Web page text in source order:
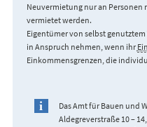
Neuvermietung nur an
vermietet werden.
Eigentümer von selbst
in Anspruch nehmen, wenn ihr
Einkommensgrenzen, die
Das Amt für Bauen und
Aldegreverstraße 10 –